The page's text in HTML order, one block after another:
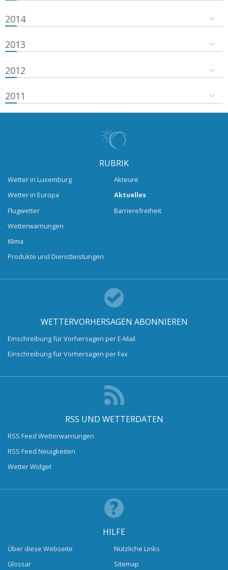
2014
2013
2012
2011
RUBRIK
Wetter in Luxemburg
Wetter in Europa
Flugwetter
Wetterwarnungen
Klima
Produkte und Dienstleistungen
Akteure
Aktuelles
Barrierefreiheit
WETTERVORHERSAGEN ABONNIEREN
Einschreibung für Vorhersagen per E-Mail
Einschreibung für Vorhersagen per Fax
RSS UND WETTERDATEN
RSS Feed Wetterwarnungen
RSS Feed Neuigkeiten
Wetter Widget
HILFE
Über diese Webseite
Glossar
Nützliche Links
Sitemap